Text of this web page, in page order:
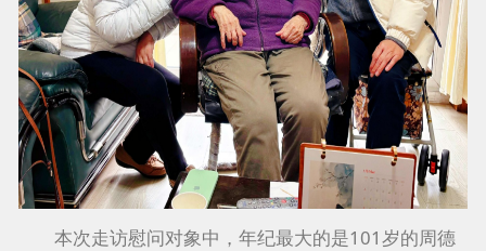
本次走访慰问对象中，年纪最大的是101岁的周德